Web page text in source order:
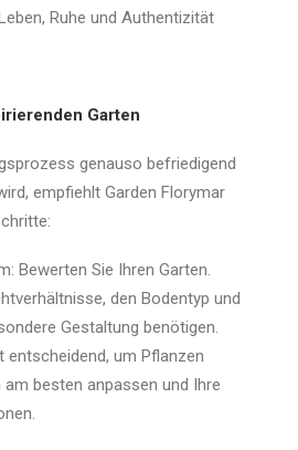
Ruhe und Authentizität
Garten
genauso befriedigend
empfiehlt Garden Florymar
Bewerten Sie Ihren Garten.
den Bodentyp und
Gestaltung benötigen.
um Pflanzen
besten anpassen und Ihre